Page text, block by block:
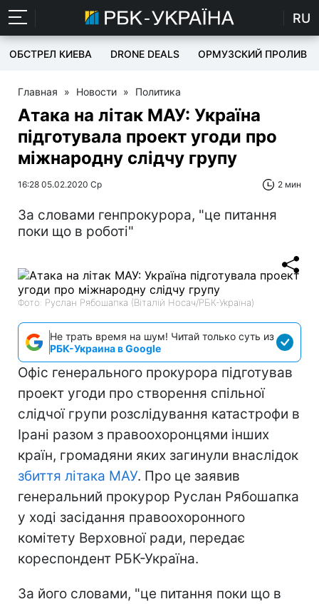
RU
ОБСТРЕЛ КИЕВА DRONE DEALS ОРМУЗСКИЙ ПРОЛИВ
Главная » Новости » Политика
Атака на літак МАУ: Україна
підготувала проект угоди про
міжнародну слідчу групу
16:28 05.02.2020 Ср 2 мин
За словами генпрокурора, "це питання
поки що в роботі"
Фото: Руслан Рябошапка (Віталій Носач/РБК-Україна)
Не трать время на шум! Читай только суть из
РБК-Украина в Google
Офіс генерального прокурора підготував
проект угоди про створення спільної
слідчої групи розслідування катастрофи в
Ірані разом з правоохоронцями інших
країн, громадяни яких загинули внаслідок
збиття літака МАУ. Про це заявив
генеральний прокурор Руслан Рябошапка
у ході засідання правоохоронного
комітету Верховної ради, передає
кореспондент РБК-Україна.
За його словами, "це питання поки що в